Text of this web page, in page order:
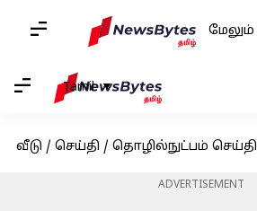
மேலும்
Tamil
வீடு / செய்தி / தொழில்நுட்பம் செய்தி
ADVERTISEMENT